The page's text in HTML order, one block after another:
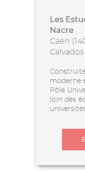
Les
Nacre
Caen
Calvados
moderne
Pôle
loin des